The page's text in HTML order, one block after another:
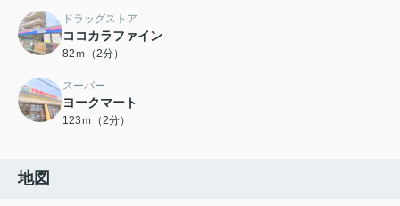
ドラッグストア
ココカラファイン
82ｍ（2分）
スーパー
ヨークマート
123ｍ（2分）
地図